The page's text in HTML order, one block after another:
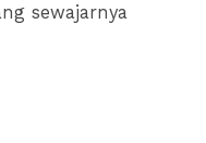
sewajarnya